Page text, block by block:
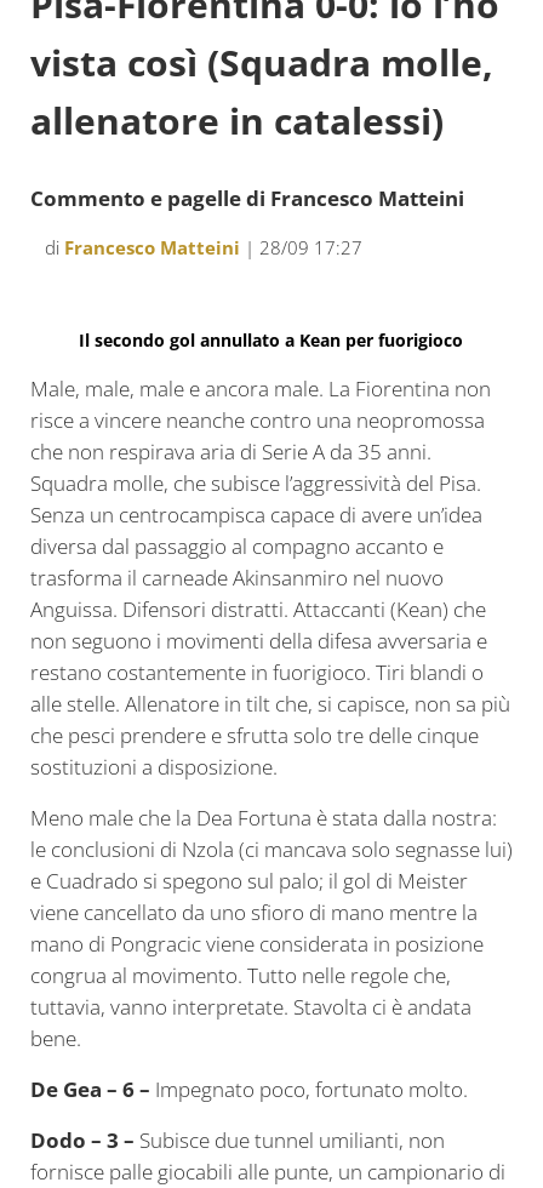
vista così (Squadra molle,
allenatore in catalessi)
Commento e pagelle di Francesco Matteini
di Francesco Matteini | 28/09 17:27
Il secondo gol annullato a Kean per fuorigioco
Male, male, male e ancora male. La Fiorentina non
risce a vincere neanche contro una neopromossa
che non respirava aria di Serie A da 35 anni.
Squadra molle, che subisce l’aggressività del Pisa.
Senza un centrocampisca capace di avere un’idea
diversa dal passaggio al compagno accanto e
trasforma il carneade Akinsanmiro nel nuovo
Anguissa. Difensori distratti. Attaccanti (Kean) che
non seguono i movimenti della difesa avversaria e
restano costantemente in fuorigioco. Tiri blandi o
alle stelle. Allenatore in tilt che, si capisce, non sa più
che pesci prendere e sfrutta solo tre delle cinque
sostituzioni a disposizione.
Meno male che la Dea Fortuna è stata dalla nostra:
le conclusioni di Nzola (ci mancava solo segnasse lui)
e Cuadrado si spegono sul palo; il gol di Meister
viene cancellato da uno sfioro di mano mentre la
mano di Pongracic viene considerata in posizione
congrua al movimento. Tutto nelle regole che,
tuttavia, vanno interpretate. Stavolta ci è andata
bene.
De Gea – 6 – Impegnato poco, fortunato molto.
Dodo – 3 – Subisce due tunnel umilianti, non
fornisce palle giocabili alle punte, un campionario di